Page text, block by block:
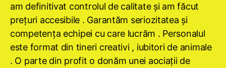
am definitivat controlul de calitate şi am făcut
preţuri accesibile . Garantăm seriozitatea şi
competenţa echipei cu care lucrăm . Personalul
este format din tineri creativi , iubitori de animale
. O parte din profit o donăm unei aociaţii de